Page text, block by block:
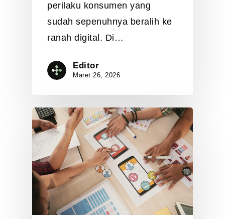
perilaku konsumen yang
sudah sepenuhnya beralih ke
ranah digital. Di…
Editor
Maret 26, 2026